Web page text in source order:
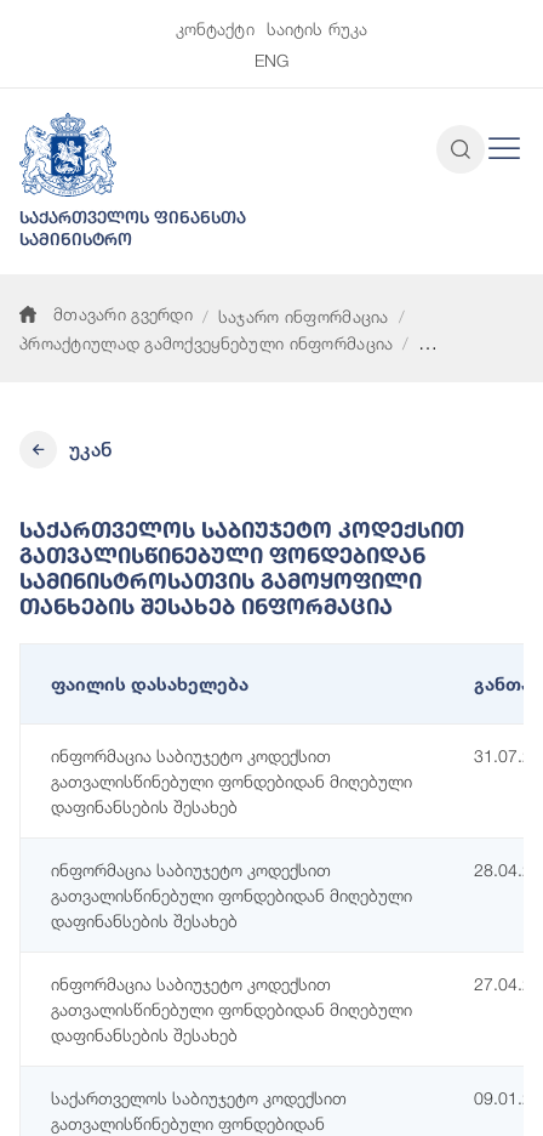
კონტაქტი
საიტის რუკა
ENG
საქართველოს ფინანსთა
სამინისტრო
მთავარი გვერდი
საჯარო ინფორმაცია
პროაქტიულად გამოქვეყნებული ინფორმაცია
უკან
Საქართველოს Საბიუჯეტო Კოდექსით
Გათვალისწინებული Ფონდებიდან
Სამინისტროსათვის Გამოყოფილი
Თანხების Შესახებ Ინფორმაცია
ფაილის დასახელება
ინფორმაცია საბიუჯეტო კოდექსით
გათვალისწინებული ფონდებიდან მიღებული
დაფინანსების შესახებ
ინფორმაცია საბიუჯეტო კოდექსით
გათვალისწინებული ფონდებიდან მიღებული
დაფინანსების შესახებ
ინფორმაცია საბიუჯეტო კოდექსით
გათვალისწინებული ფონდებიდან მიღებული
დაფინანსების შესახებ
საქართველოს საბიუჯეტო კოდექსით
გათვალისწინებული ფონდებიდან